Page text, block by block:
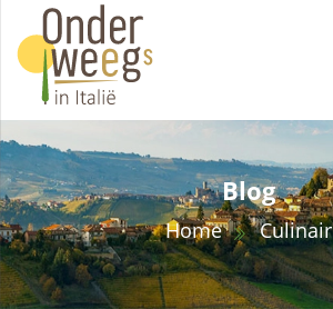
Blog
Home Culinair